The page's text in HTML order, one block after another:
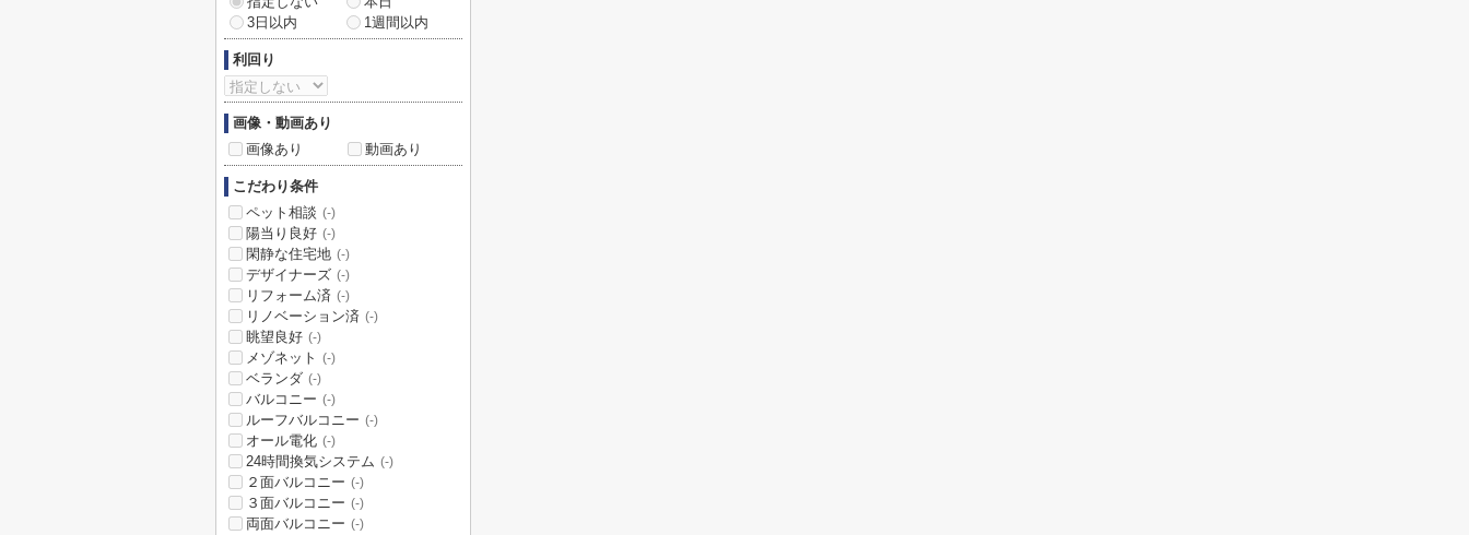
3日以内
1週間以内
利回り
画像・動画あり
画像あり
動画あり
こだわり条件
ペット相談 (-)
陽当り良好 (-)
閑静な住宅地 (-)
デザイナーズ (-)
リフォーム済 (-)
リノベーション済 (-)
眺望良好 (-)
メゾネット (-)
ベランダ (-)
バルコニー (-)
ルーフバルコニー (-)
オール電化 (-)
24時間換気システム (-)
２面バルコニー (-)
３面バルコニー (-)
両面バルコニー (-)